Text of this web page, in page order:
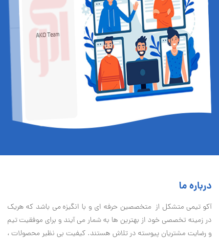
درباره ما
آكو تيمی متشکل از متخصصین حرفه ای و با انگیزه می باشد که هریک
در زمینه تخصصی خود از بهترین ها به شمار می آیند و برای موفقیت تيم
و رضایت مشتریان پیوسته در تلاش هستند. کیفیت بی نظير محصولات ،